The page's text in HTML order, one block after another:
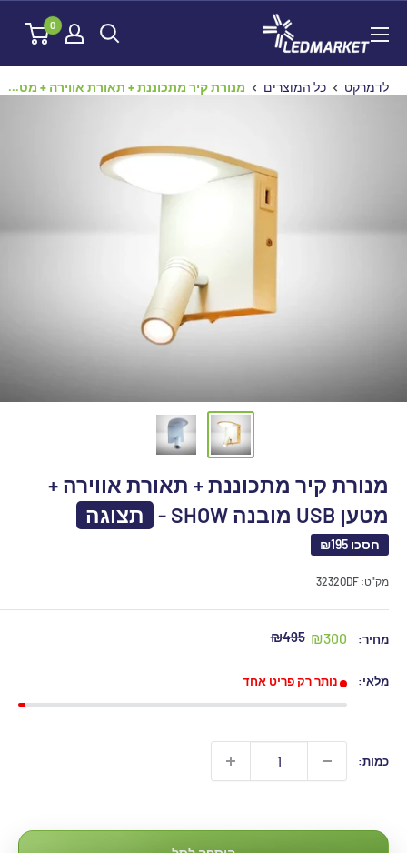
לתוכן
0
לדמרקט כל המוצרים מנורת קיר מתכוננת + תאורת אווירה + מט...
מנורת קיר מתכוננת + תאורת אווירה +
מטען USB מובנה SHOW -
תצוגה
חסכו ₪195
מק"ט: 3232ODF
מחיר:
מחיר
₪300 מחיר
₪495
מלאי: נותר רק פריט אחד
כמות: